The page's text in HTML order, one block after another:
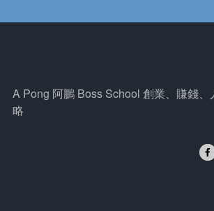
A Pong 阿鵬 Boss School 創業、賺錢
略